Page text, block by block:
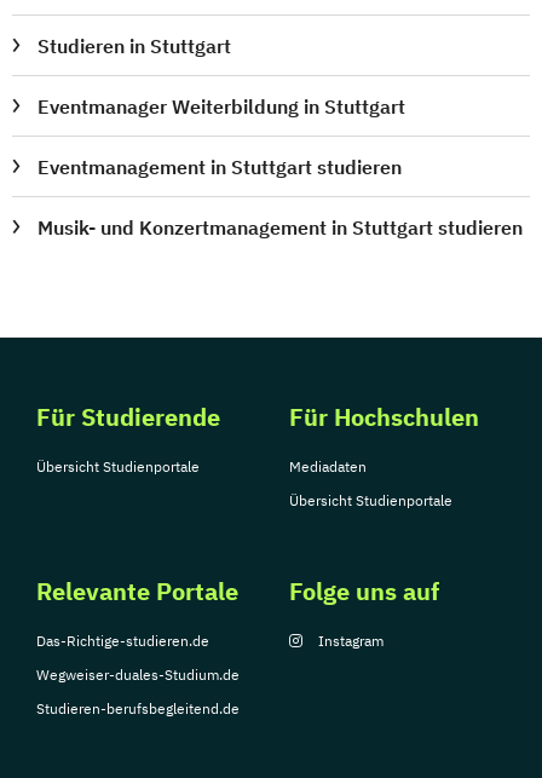
Studieren in Stuttgart
Eventmanager Weiterbildung in Stuttgart
Eventmanagement in Stuttgart studieren
Musik- und Konzertmanagement in Stuttgart studieren
Für Studierende
Übersicht Studienportale
Für Hochschulen
Mediadaten
Übersicht Studienportale
Relevante Portale
Das-Richtige-studieren.de
Wegweiser-duales-Studium.de
Studieren-berufsbegleitend.de
Folge uns auf
Instagram